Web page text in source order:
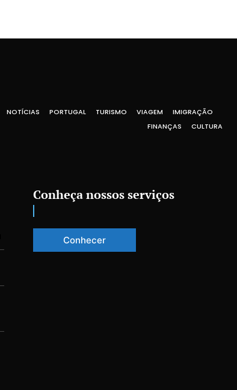
NOTÍCIAS PORTUGAL TURISMO VIAGEM
IMIGRAÇÃO
FINANÇAS
CULTURA
Conheça nossos serviços
Conhecer